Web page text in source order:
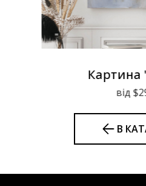
Картина
від
В